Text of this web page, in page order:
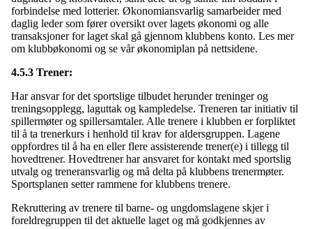
forbindelse med lotterier. Økonomiansvarlig samarbeider med
daglig leder som fører oversikt over lagets økonomi og alle
transaksjoner for laget skal gå gjennom klubbens konto. Les mer
om klubbøkonomi og se vår økonomiplan på nettsidene.
4.5.3 Trener:
Har ansvar for det sportslige tilbudet herunder treninger og
treningsopplegg, laguttak og kampledelse. Treneren tar initiativ til
spillermøter og spillersamtaler. Alle trenere i klubben er forpliktet
til å ta trenerkurs i henhold til krav for aldersgruppen. Lagene
oppfordres til å ha en eller flere assisterende trener(e) i tillegg til
hovedtrener. Hovedtrener har ansvaret for kontakt med sportslig
utvalg og treneransvarlig og må delta på klubbens trenermøter.
Sportsplanen setter rammene for klubbens trenere.
Rekruttering av trenere til barne- og ungdomslagene skjer i
foreldregruppen til det aktuelle laget og må godkjennes av